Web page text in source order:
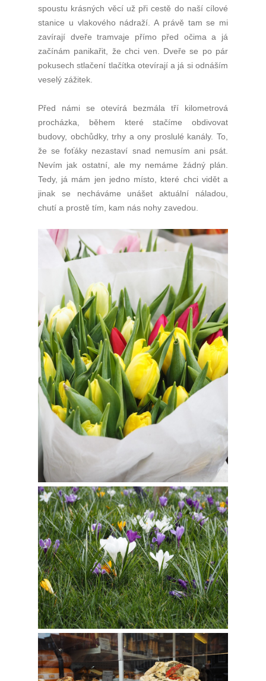
spoustu krásných věcí už při cestě do naší cílové
stanice u vlakového nádraží. A právě tam se mi
zavírají dveře tramvaje přímo před očima a já
začínám panikařit, že chci ven. Dveře se po pár
pokusech stlačení tlačítka otevírají a já si odnáším
veselý zážitek.
Před námi se otevírá bezmála tří kilometrová
procházka, během které stačíme obdivovat
budovy, obchůdky, trhy a ony proslulé kanály. To,
že se foťáky nezastaví snad nemusím ani psát.
Nevím jak ostatní, ale my nemáme žádný plán.
Tedy, já mám jen jedno místo, které chci vidět a
jinak se necháváme unášet aktuální náladou,
chutí a prostě tím, kam nás nohy zavedou.